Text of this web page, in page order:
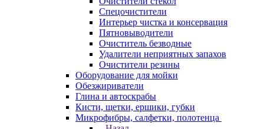
Спецочистители
Интерьер чистка и консервация
Пятновыводители
Очиститель безводные
Удалители неприятных запахов
Очистители резины
Оборудование для мойки
Обезжириватели
Глина и автоскрабы
Кисти, щетки, ершики, губки
Микрофибры, салфетки, полотенца